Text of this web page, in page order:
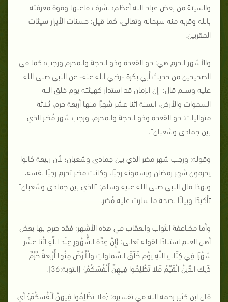
والسيئة من بعض عباد الله أعظم؛ لشرف فاعلها وقوة معرفته
بالله وقربه منه سبحانه وتعالى، كما قيل: حسنات الأبرار سيئات
المقربين.
والأشهر الحرم هي: ذو القعدة وذو الحجة والمحرم ورجب؛ كما في
الصحيحين من حديث أبي بكرة -رضي الله عنه- عن النبي صلى الله
عليه وسلم قال: "إن الزمان قد استدار كهيئته يوم خلق الله
السموات والأرض، السنة اثنا عشر شهرًا منها أربعة حرم، ثلاثة
متواليات: ذو القعدة وذو الحجة والمحرم، ورجب شهر مُضر الذي
بين جمادى وشعبان".
وقوله: ورجب شهر مضر الذي بين جمادى وشعبان؛ لأن ربيعة كانوا
يحرمون شهر رمضان ويسمونه رجبًا، وكانت مضر تحرم رجبًا نفسه،
ولهذا قال النبي صلى الله عليه وسلم: "الذي بين جمادى وشعبان"
تأكيدًا وبيانًا لصحة ما سارت عليه مُضر.
وأما مضاعفة الثواب والعقاب في هذه الأشهر: فقد صرح بها بعض
أهل العلم استنادًا لقوله تعالى: {إِنَّ عِدَّةَ الشُّهُورِ عِنْدَ اللَّهِ اثْنَا عَشَرَ
شَهْرًا فِي كِتَابِ اللَّهِ يَوْمَ خَلَقَ السَّمَاوَاتِ وَالْأَرْضَ مِنْهَا أَرْبَعَةٌ حُرُمٌ
ذَلِكَ الدِّينُ الْقَيِّمُ فَلا تَظْلِمُوا فِيهِنَّ أَنْفُسَكُمْ} [التوبة:36].
قال ابن كثير رحمه الله في تفسيره: {فَلا تَظْلِمُوا فِيهِنَّ أَنْفُسَكُمْ} أي